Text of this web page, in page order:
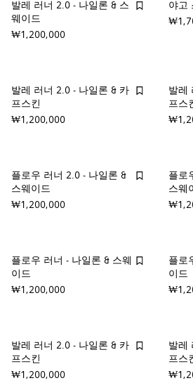
발레 러너 2.0 - 나일론 & 스
웨이드
₩1,200,000
야고
발레 러너 2.0 - 나일론 & 카
프스킨
₩1,200,000
발레
프스
플로우 러너 2.0 - 나일론 &
스웨이드
₩1,200,000
플로
스웨
플로우 러너 - 나일론 & 스웨
이드
₩1,200,000
플로
이드
발레 러너 2.0 - 나일론 & 카
프스킨
₩1,200,000
발레
프스